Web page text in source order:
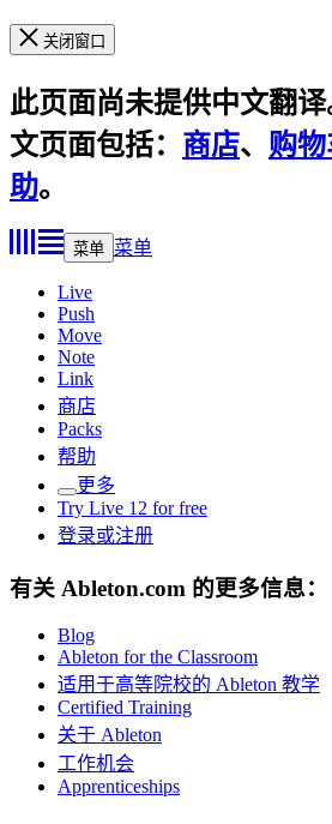
关闭窗口
此页面尚未提供中文翻
文页面包括： 商店、 购
助。
菜单 菜单
Live
Push
Move
Note
Link
商店
Packs
帮助
更多
Try Live 12 for free
登录或注册
有关 Ableton.com 的更多信息：
Blog
Ableton for the Classroom
适用于高等院校的 Ableton 教学
Certified Training
关于 Ableton
工作机会
Apprenticeships